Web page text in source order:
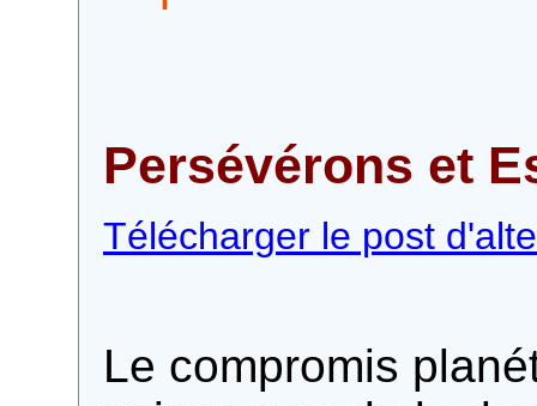
Persévérons et
Télécharger le post
Le compromis